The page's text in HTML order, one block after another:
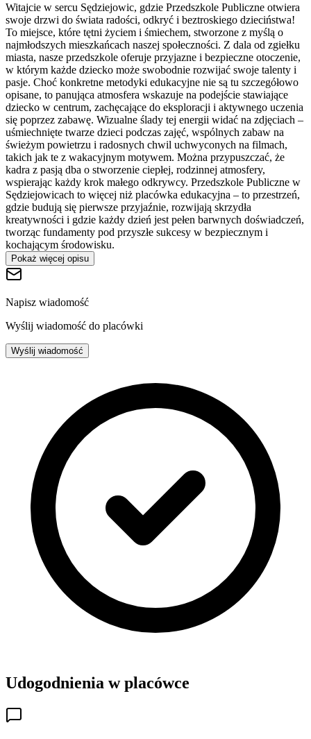
Witajcie w sercu Sędziejowic, gdzie Przedszkole Publiczne otwiera
swoje drzwi do świata radości, odkryć i beztroskiego dzieciństwa!
To miejsce, które tętni życiem i śmiechem, stworzone z myślą o
najmłodszych mieszkańcach naszej społeczności. Z dala od zgiełku
miasta, nasze przedszkole oferuje przyjazne i bezpieczne otoczenie,
w którym każde dziecko może swobodnie rozwijać swoje talenty i
pasje. Choć konkretne metodyki edukacyjne nie są tu szczegółowo
opisane, to panująca atmosfera wskazuje na podejście stawiające
dziecko w centrum, zachęcające do eksploracji i aktywnego uczenia
się poprzez zabawę. Wizualne ślady tej energii widać na zdjęciach –
uśmiechnięte twarze dzieci podczas zajęć, wspólnych zabaw na
świeżym powietrzu i radosnych chwil uchwyconych na filmach,
takich jak te z wakacyjnym motywem. Można przypuszczać, że
kadra z pasją dba o stworzenie ciepłej, rodzinnej atmosfery,
wspierając każdy krok małego odkrywcy. Przedszkole Publiczne w
Sędziejowicach to więcej niż placówka edukacyjna – to przestrzeń,
gdzie budują się pierwsze przyjaźnie, rozwijają skrzydła
kreatywności i gdzie każdy dzień jest pełen barwnych doświadczeń,
tworząc fundamenty pod przyszłe sukcesy w bezpiecznym i
kochającym środowisku.
Pokaż więcej opisu
Napisz wiadomość
Wyślij wiadomość do placówki
Wyślij wiadomość
Udogodnienia w placówce